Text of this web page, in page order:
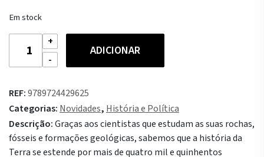
Em stock
Quantidade
Uma
História
da
Terra
ADICIONAR
REF:9789724429625
Categorias: Novidades, História e Política
Descrição:Graças aos cientistas que estudam as suas rochas,
fósseis e formações geológicas, sabemos que a história da
Terra se estende por mais de quatro mil e quinhentos